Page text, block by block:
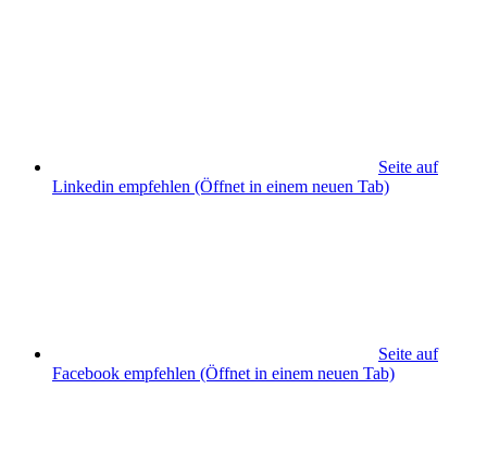
Seite auf
Linkedin empfehlen (Öffnet in einem neuen Tab)
Seite auf
Facebook empfehlen (Öffnet in einem neuen Tab)